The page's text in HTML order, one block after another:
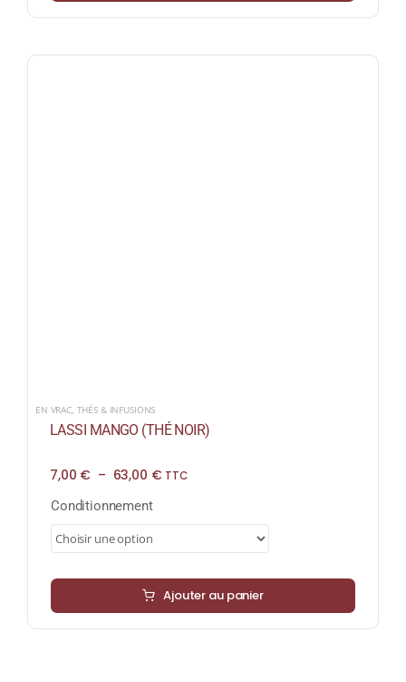
EN VRAC, THÉS & INFUSIONS
LASSI MANGO (THÉ NOIR)
7,00 € – 63,00 €Plage
TTC
Conditionnement
Ajouter au panier